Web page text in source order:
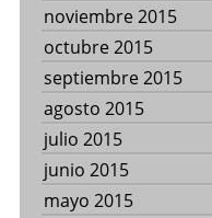
noviembre 2015
octubre 2015
septiembre 2015
agosto 2015
julio 2015
junio 2015
mayo 2015